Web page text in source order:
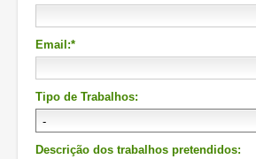
Email:*
Tipo de Trabalhos:
Descrição dos trabalhos pretendidos: